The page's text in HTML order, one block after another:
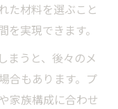
た材料を選ぶこと
実現できます。
まうと、後々のメ
合もあります。プ
家族構成に合わせ